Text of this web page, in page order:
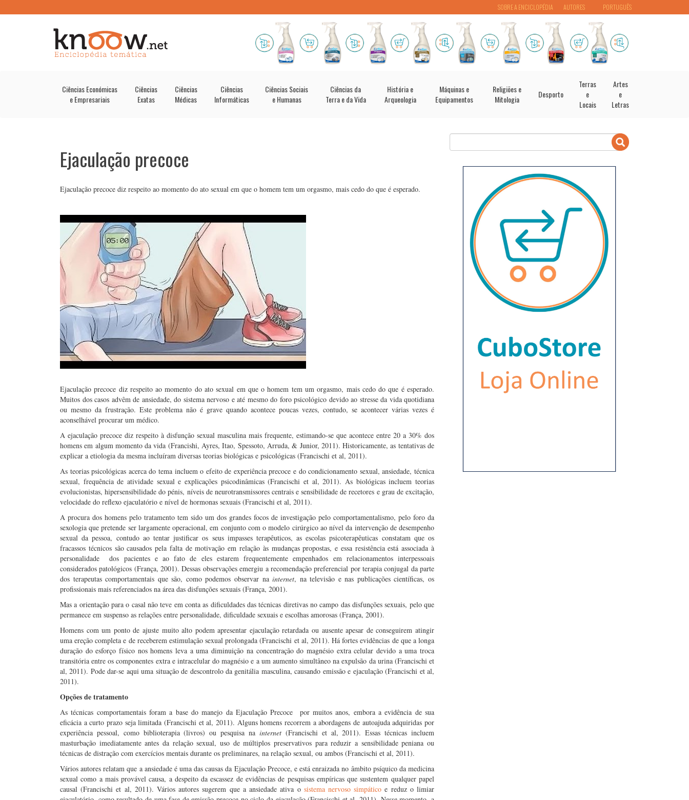
PORTUGUÊS
SOBRE A ENCICLOPÉDIA AUTORES
Ciências Económicas
e Empresariais
Ciências
Exatas
Ciências
Médicas
Ciências
Informáticas
Ciências Sociais
e Humanas
Ciências da
Terra e da Vida
História e
Arqueologia
Máquinas e
Equipamentos
Religiões e
Mitologia
Desporto
Terras
e
Locais
Artes
e
Letras
Ejaculação precoce
Ejaculação precoce diz respeito ao momento do ato sexual em que o homem tem um orgasmo, mais cedo do que é esperado.
Ejaculação precoce diz respeito ao momento do ato sexual em que o homem tem um orgasmo, mais cedo do que é esperado.
Muitos dos casos advêm de ansiedade, do sistema nervoso e até mesmo do foro psicológico devido ao stresse da vida quotidiana
ou mesmo da frustração. Este problema não é grave quando acontece poucas vezes, contudo, se acontecer várias vezes é
aconselhável procurar um médico.
A ejaculação precoce diz respeito à disfunção sexual masculina mais frequente, estimando-se que acontece entre 20 a 30% dos
homens em algum momento da vida (Francishi, Ayres, Itao, Spessoto, Arruda, & Junior, 2011). Historicamente, as tentativas de
explicar a etiologia da mesma incluíram diversas teorias biológicas e psicológicas (Francischi et al, 2011).
As teorias psicológicas acerca do tema incluem o efeito de experiência precoce e do condicionamento sexual, ansiedade, técnica
sexual, frequência de atividade sexual e explicações psicodinâmicas (Francischi et al, 2011). As biológicas incluem teorias
evolucionistas, hipersensibilidade do pénis, níveis de neurotransmissores centrais e sensibilidade de recetores e grau de excitação,
velocidade do reflexo ejaculatório e nível de hormonas sexuais (Francischi et al, 2011).
A procura dos homens pelo tratamento tem sido um dos grandes focos de investigação pelo comportamentalismo, pelo foro da
sexologia que pretende ser largamente operacional, em conjunto com o modelo cirúrgico ao nível da intervenção de desempenho
sexual da pessoa, contudo ao tentar justificar os seus impasses terapêuticos, as escolas psicoterapêuticas constatam que os
fracassos técnicos são causados pela falta de motivação em relação às mudanças propostas, e essa resistência está associada à
personalidade dos pacientes e ao fato de eles estarem frequentemente empenhados em relacionamentos interpessoais
considerados patológicos (França, 2001). Dessas observações emergiu a recomendação preferencial por terapia conjugal da parte
dos terapeutas comportamentais que são, como podemos observar nainternet, na televisão e nas publicações científicas, os
profissionais mais referenciados na área das disfunções sexuais (França, 2001).
Mas a orientação para o casal não teve em conta as dificuldades das técnicas diretivas no campo das disfunções sexuais, pelo que
permanece em suspenso as relações entre personalidade, dificuldade sexuais e escolhas amorosas (França, 2001).
Homens com um ponto de ajuste muito alto podem apresentar ejaculação retardada ou ausente apesar de conseguirem atingir
uma ereção completa e de receberem estimulação sexual prolongada (Francischi et al, 2011). Há fortes evidências de que a longa
duração do esforço físico nos homens leva a uma diminuição na concentração do magnésio extra celular devido a uma troca
transitória entre os componentes extra e intracelular do magnésio e a um aumento simultâneo na expulsão da urina (Francischi et
al, 2011). Pode dar-se aqui uma situação de descontrolo da genitália masculina, causando emissão e ejaculação (Francischi et al,
2011).
Opções de tratamento
As técnicas comportamentais foram a base do manejo da Ejaculação Precoce por muitos anos, embora a evidência de sua
eficácia a curto prazo seja limitada (Francischi et al, 2011). Alguns homens recorrem a abordagens de autoajuda adquiridas por
experiência pessoal, como biblioterapia (livros) ou pesquisa na internet(Francischi et al, 2011). Essas técnicas incluem
masturbação imediatamente antes da relação sexual, uso de múltiplos preservativos para reduzir a sensibilidade peniana ou
técnicas de distração com exercícios mentais durante os preliminares, na relação sexual, ou ambos (Francischi et al, 2011).
Vários autores relatam que a ansiedade é uma das causas da Ejaculação Precoce, e está enraizada no âmbito psíquico da medicina
sexual como a mais provável causa, a despeito da escassez de evidências de pesquisas empíricas que sustentem qualquer papel
causal (Francischi et al, 2011). Vários autores sugerem que a ansiedade ativa o sistema nervoso simpático e reduz o limiar